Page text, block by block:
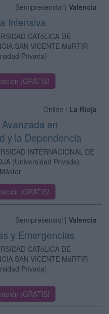
Semipresencial | Valencia
Intensiva
CATóLICA DE
SAN VICENTE MáRTIR
Privada)
¡GRATIS!
Online | La Rioja
en
y la Dependencia
INTERNACIONAL DE
(Universidad Privada)
Máster
¡GRATIS!
Semipresencial | Valencia
y Emergencias
CATóLICA DE
SAN VICENTE MáRTIR
Privada)
¡GRATIS!